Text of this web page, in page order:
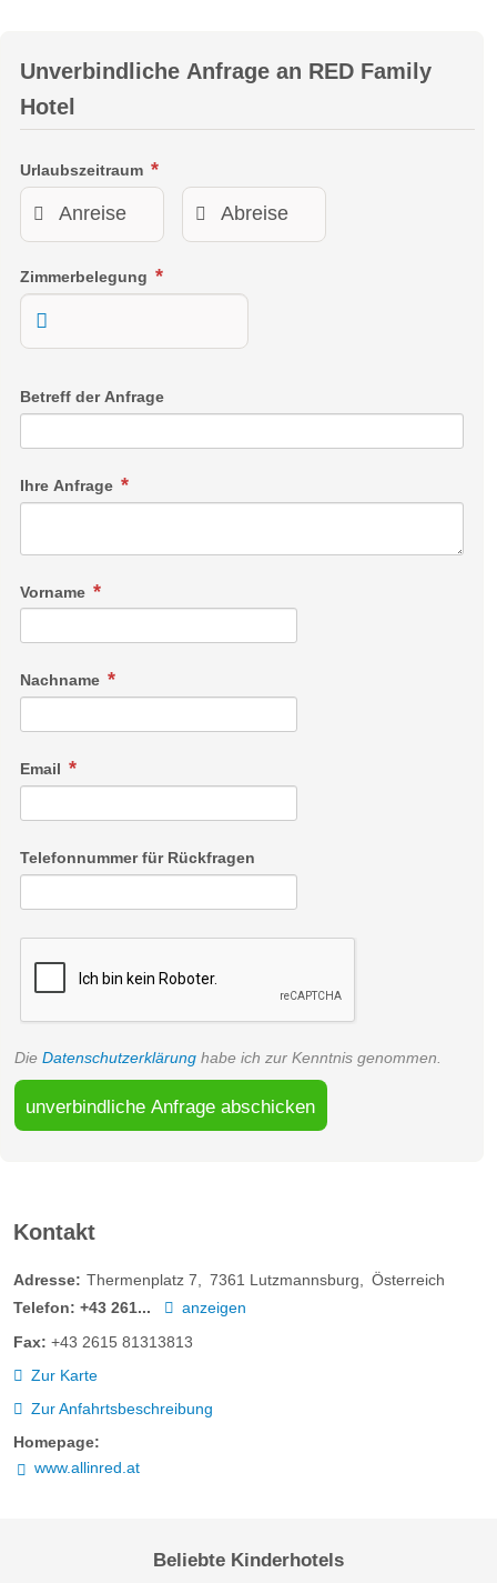
Unverbindliche Anfrage an RED Family
Hotel
Urlaubszeitraum
Zimmerbelegung
Betreff der Anfrage
Ihre Anfrage
Vorname
Nachname
Email
Telefonnummer für Rückfragen
Die Datenschutzerklärung habe ich zur Kenntnis genommen.
unverbindliche Anfrage abschicken
Kontakt
Adresse: Thermenplatz 7 7361 Lutzmannsburg
Österreich
Telefon: +43 261...
anzeigen
Fax: +43 2615 81313813
Zur Karte
Zur Anfahrtsbeschreibung
Homepage:
www.allinred.at
Beliebte Kinderhotels